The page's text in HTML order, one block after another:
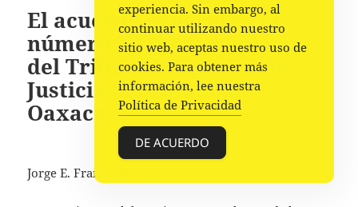
El acuerdo general es el
número XX/2022 de pleno
del Tribunal Superior de
Justicia del Estado de
Oaxaca.
Jorge E. Franco Jiménez.
experiencia. Sin embargo, al
continuar utilizando nuestro
sitio web, aceptas nuestro uso de
cookies. Para obtener más
información, lee nuestra
Política de Privacidad
DE ACUERDO